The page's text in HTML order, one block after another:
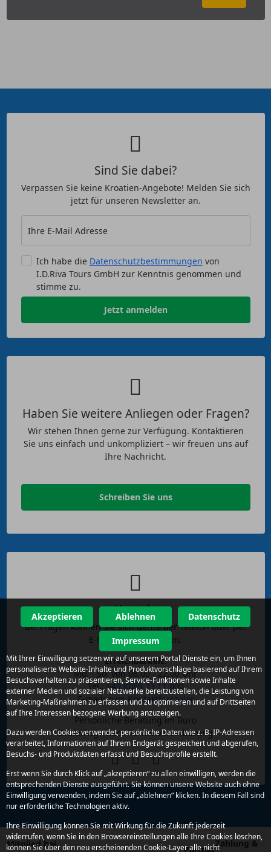
Sind Sie dabei?
Verpassen Sie keine Kroatien-Angebote! Melden Sie sich
jetzt für unseren Newsletter an.
Ihre E-Mail Adresse
Ich habe die Datenschutzbestimmungen von
I.D.Riva Tours GmbH zur Kenntnis genommen und
stimme zu.
Jetzt anmelden
Haben Sie weitere Anliegen oder Fragen?
Wir stehen Ihnen gerne zur Verfügung. Kontaktieren
Sie uns einfach und unkompliziert – wir freuen uns auf
Ihre Nachricht.
Schreiben Sie uns
Kontakt
Bei Fragen können Sie sich gerne per Telefon oder per
E-Mail an uns wenden.
Erreichbarkeit:
Mo. - So. von 08.00 - 22.00 Uhr
Tel.:+49 (0)89 23 11 000
E-mail:zum Kontaktformular
Persönliche Beratung im Büro
Gräfelfing - nach Terminvereinbarung
Mitglied bei Partner
Zahlung &
Akzeptieren Ablehnen Datenschutz
Impressum
Mit Ihrer Einwilligung setzen wir auf unserem Portal Dienste ein, um Ihnen
personalisierte Website-Inhalte und Produktvorschläge basierend auf Ihrem
Besuchsverhalten zu präsentieren, Service-Funktionen sowie Inhalte
externer Medien und sozialer Netzwerke bereitzustellen, die Leistung von
Marketing-Maßnahmen zu erfassen und zu optimieren und auf Drittseiten
auf Ihre Interessen bezogene Werbung anzuzeigen.
Dazu werden Cookies verwendet, persönliche Daten wie z. B. IP-Adressen
verarbeitet, Informationen auf Ihrem Endgerät gespeichert und abgerufen,
Besuchs- und Produktdaten erfasst und Besuchsprofile erstellt.
Erst wenn Sie durch Klick auf „akzeptieren“ zu allen einwilligen, werden die
entsprechenden Dienste ausgeführt. Sie können unsere Website auch ohne
Einwilligung verwenden, indem Sie auf „ablehnen“ klicken. In diesem Fall sind
nur erforderliche Technologien aktiv.
Ihre Einwilligung können Sie mit Wirkung für die Zukunft jederzeit
widerrufen, wenn Sie in den Browsereinstellungen alle Ihre Cookies löschen,
können Sie über den neu erscheinenden Cookie-Layer alle nicht